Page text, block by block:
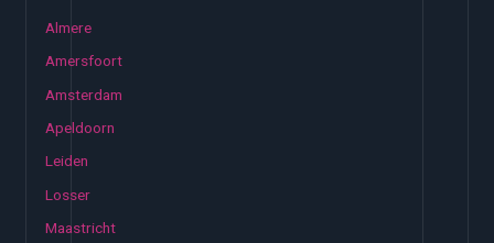
Almere
Amersfoort
Amsterdam
Apeldoorn
Leiden
Losser
Maastricht